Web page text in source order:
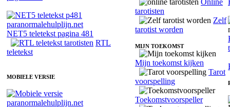
NET5 teletekst pagina 481
RTL
teletekst
MOBIELE VERSIE
Online
tarotisten
Zelf
tarotist worden
MIJN TOEKOMST
Mijn toekomst kijken
Tarot
voorspelling
Toekomstvoorspeller